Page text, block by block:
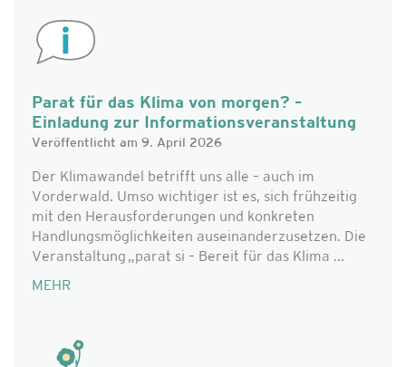
Parat für das Klima von morgen? –
Einladung zur Informationsveranstaltung
Veröffentlicht am 9. April 2026
Der Klimawandel betrifft uns alle – auch im
Vorderwald. Umso wichtiger ist es, sich frühzeitig
mit den Herausforderungen und konkreten
Handlungsmöglichkeiten auseinanderzusetzen. Die
Veranstaltung „parat si – Bereit für das Klima ...
MEHR